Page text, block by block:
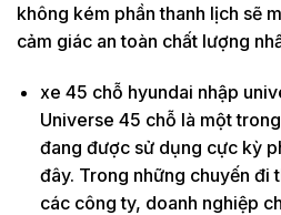
không kém phần thanh lịch sẽ
cảm giác an toàn chất lượng
xe 45 chỗ hyundai nhập
Universe 45 chỗ là một
đang được sử dụng cực kỳ
đây. Trong những chuyến đi
các công ty, doanh nghiệp